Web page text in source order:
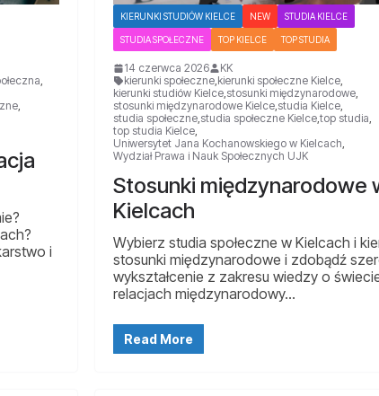
i
KIERUNKI STUDIÓW KIELCE NEW STUDIA KIELCE
STUDIA SPOŁECZNE TOP KIELCE TOP STUDIA
14 czerwca 2026
KK
kierunki społeczne, kierunki społeczne Kielce,
kierunki studiów Kielce, stosunki międzynarodowe,
stosunki międzynarodowe Kielce, studia Kielce,
studia społeczne, studia społeczne Kielce, top studia
top studia Kielce,
Uniwersytet Jana Kochanowskiego w Kielcach
Wydział Prawa i Nauk Społecznych UJK
Stosunki międzynarodowe
Kielcach
Wybierz studia społeczne w Kielcach i
stosunki międzynarodowe i zdobądź
wykształcenie z zakresu wiedzy o
relacjach międzynarodowy…
Read More